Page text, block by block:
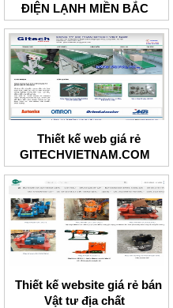
ĐIỆN LẠNH MIỀN BẮC
Thiết kế web giá rẻ
GITECHVIETNAM.COM
Thiết kế website giá rẻ bán
Vật tư địa chất